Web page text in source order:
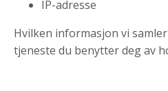
IP-adresse
Hvilken informasjon vi
tjeneste du benytter deg av